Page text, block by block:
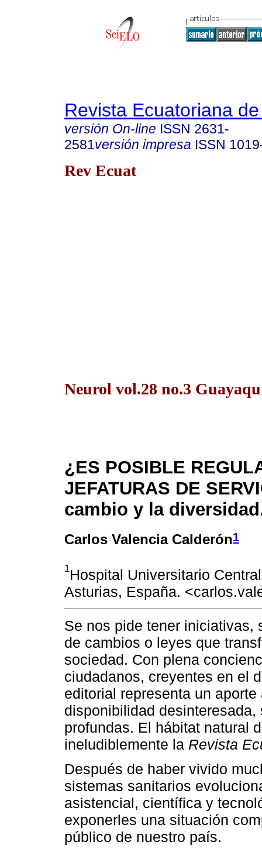
Revista Ecuatoriana
versión On-line ISSN 2631-
2581versión impresa ISSN
Rev Ecuat
Neurol vol.28 no.3
¿ES POSIBLE
JEFATURAS DE
cambio y la
Carlos Valencia Calderón1
1Hospital Universitario
Asturias, España.
Se nos pide tener iniciativas,
de cambios o leyes que
sociedad. Con plena
ciudadanos, creyentes en el
editorial representa un
disponibilidad
profundas. El hábitat natural
ineludiblemente la Revista
Después de haber vivido
sistemas sanitarios
asistencial, científica y
exponerles una situación
público de nuestro país.